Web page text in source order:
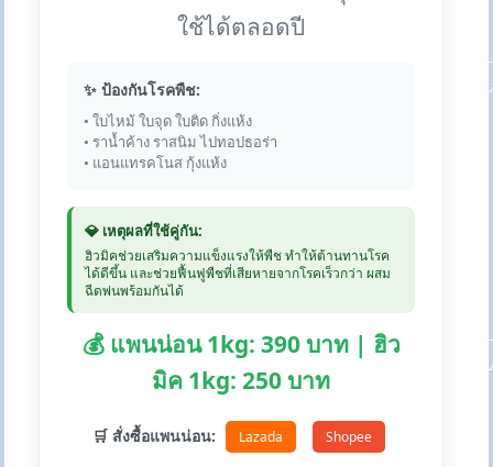
ใช้ได้ตลอดปี
✨ ป้องกันโรคพืช:
• ใบไหม้ ใบจุด ใบติด กิ่งแห้ง
• ราน้ำค้าง ราสนิม ไปทอปธอร่า
• แอนแทรคโนส กุ้งแห้ง
💎 เหตุผลที่ใช้คู่กัน:
ฮิวมิคช่วยเสริมความแข็งแรงให้พืช ทำให้ต้านทานโรค
ได้ดีขึ้น และช่วยฟื้นฟูพืชที่เสียหายจากโรคเร็วกว่า ผสม
ฉีดพ่นพร้อมกันได้
💰 แพนน่อน 1kg: 390 บาท | ฮิว
มิค 1kg: 250 บาท
🛒 สั่งซื้อแพนน่อน: Lazada Shopee